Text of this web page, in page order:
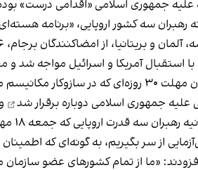
جمهوری اسلامی «اقدامی درست»
رهبران سه کشور اروپایی، «برنامه
از امضاکنندگان برجام، ۶ شهریور در نامه‌ای به شورای امنیت روند ۳۰ روزه سازوکار مکانیسم ماشه برای بازگشت تحریم‌های سازمان ملل را
با استقبال آمریکا و اسرائیل مواجه شد
با پایان مهلت ۳۰ روزه‌ای که در
علیه جمهوری اسلامی دوباره برقرار شد
در
از سر بگیریم، به گونه‌ای که
«ما از تمام کشورهای عضو